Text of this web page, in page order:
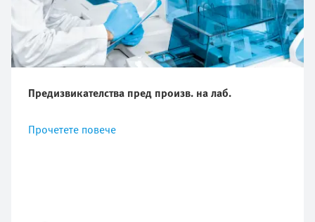
Предизвикателства пред произв. на лаб.
Прочетете повече